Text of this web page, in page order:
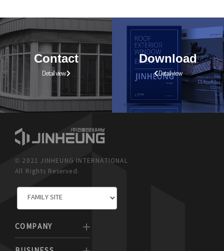
Contact
Detail view
Download
Detail view
© 2021 JINHEUNG INTERNATIONAL
All Rights Reserved.
COMPANY